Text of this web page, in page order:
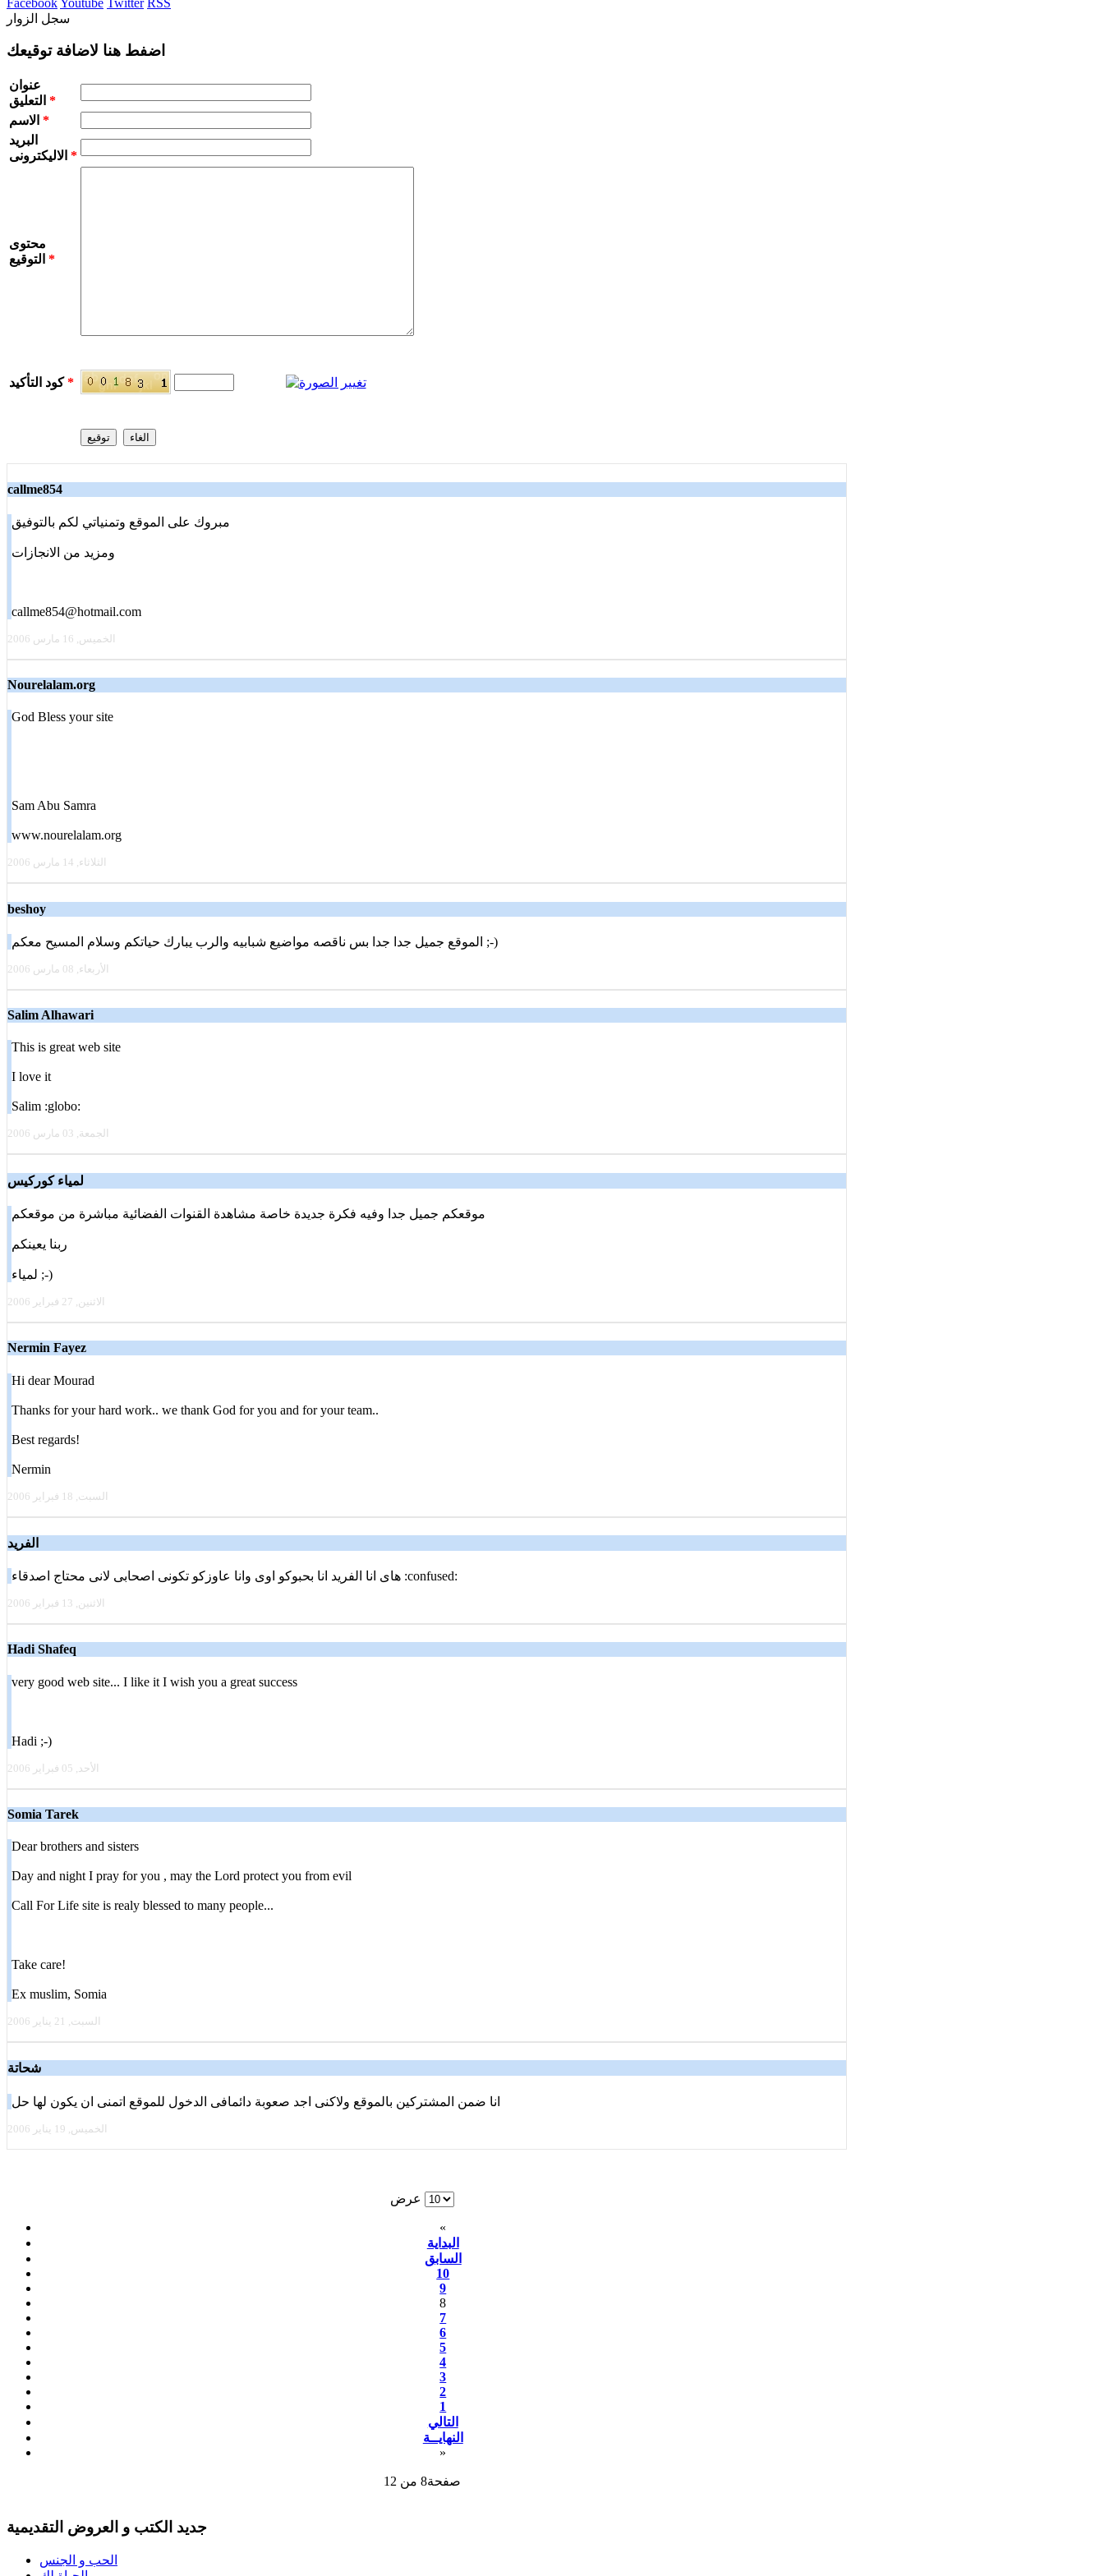
سجل الزوار
اضفط هنا لاضافة توقيعك
عنوان
*
*
البريد
*
محتوى
*
كود التأكيد*
callme854
مبروك على الموقع وتمنياتي لكم بالتوفيق
ومزيد من الانجازات
callme854@hotmail.com
الخميس, 16 مارس 2006
Nourelalam.org
God Bless your site
Sam Abu Samra
www.nourelalam.org
الثلاثاء, 14 مارس 2006
beshoy
الموقع جميل جدا جدا بس ناقصه مواضيع شبابيه والرب يبارك حياتكم وسلام المسيح معكم ;-)
الأربعاء, 08 مارس 2006
Salim Alhawari
This is great web site
I love it
Salim :globo:
الجمعة, 03 مارس 2006
لمياء كوركيس
موقعكم جميل جدا وفيه فكرة جديدة خاصة مشاهدة القنوات الفضائية مباشرة من موقعكم
ربنا يعينكم
لمياء ;-)
الاثنين, 27 فبراير 2006
Nermin Fayez
Hi dear Mourad
Thanks for your hard work.. we thank God for you and for your team..
Best regards!
Nermin
السبت, 18 فبراير 2006
الفريد
هاى انا الفريد انا بحبوكو اوى وانا عاوزكو تكونى اصحابى لانى محتاج اصدقاء :confused:
الاثنين, 13 فبراير 2006
Hadi Shafeq
very good web site... I like it I wish you a great success
Hadi ;-)
الأحد, 05 فبراير 2006
Somia Tarek
Dear brothers and sisters
Day and night I pray for you , may the Lord protect you from evil
Call For Life site is realy blessed to many people...
Take care!
Ex muslim, Somia
السبت, 21 يناير 2006
شحاتة
انا ضمن المشتركين بالموقع ولاكنى اجد صعوبة دائمافى الدخول للموقع اتمنى ان يكون لها حل
الخميس, 19 يناير 2006
«
البداية
السابق
10
9
8
7
6
5
4
3
2
1
التالي
النهايــة
»
صفحة8 من 12
جديد الكتب و العروض التقديمية
الحب و الجنس